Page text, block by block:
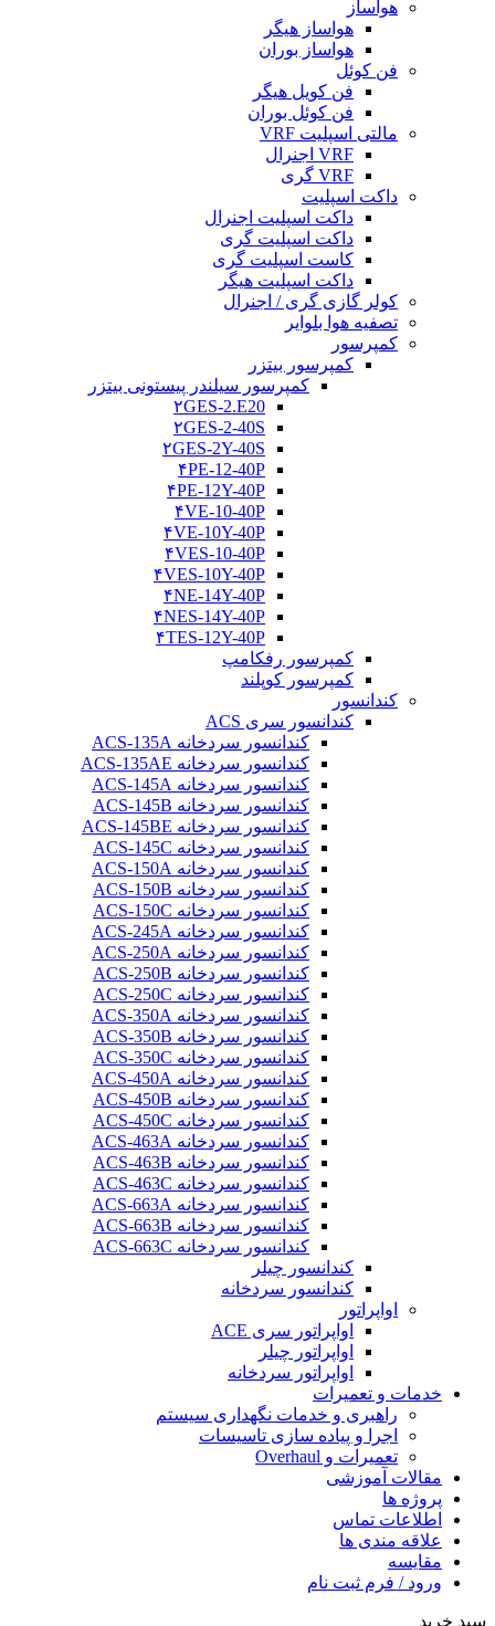
هواساز
هواساز هیگر
هواساز بوران
فن کوئل
فن کویل هیگر
فن کوئل بوران
مالتی اسپلیت VRF
VRF اجنرال
VRF گری
داکت اسپلیت
داکت اسپلیت اجنرال
داکت اسپلیت گری
کاست اسپلیت گری
داکت اسپلیت هیگر
کولر گازی گری / اجنرال
تصفیه هوا بلوایر
کمپرسور
کمپرسور بیتزر
کمپرسور سیلندر پیستونی بیتزر
۲GES-2.E20
۲GES-2-40S
۲GES-2Y-40S
۴PE-12-40P
۴PE-12Y-40P
۴VE-10-40P
۴VE-10Y-40P
۴VES-10-40P
۴VES-10Y-40P
۴NE-14Y-40P
۴NES-14Y-40P
۴TES-12Y-40P
کمپرسور رفکامپ
کمپرسور کوپلند
کندانسور
کندانسور سری ACS
کندانسور سردخانه ACS-135A
کندانسور سردخانه ACS-135AE
کندانسور سردخانه ACS-145A
کندانسور سردخانه ACS-145B
کندانسور سردخانه ACS-145BE
کندانسور سردخانه ACS-145C
کندانسور سردخانه ACS-150A
کندانسور سردخانه ACS-150B
کندانسور سردخانه ACS-150C
کندانسور سردخانه ACS-245A
کندانسور سردخانه ACS-250A
کندانسور سردخانه ACS-250B
کندانسور سردخانه ACS-250C
کندانسور سردخانه ACS-350A
کندانسور سردخانه ACS-350B
کندانسور سردخانه ACS-350C
کندانسور سردخانه ACS-450A
کندانسور سردخانه ACS-450B
کندانسور سردخانه ACS-450C
کندانسور سردخانه ACS-463A
کندانسور سردخانه ACS-463B
کندانسور سردخانه ACS-463C
کندانسور سردخانه ACS-663A
کندانسور سردخانه ACS-663B
کندانسور سردخانه ACS-663C
کندانسور چیلر
کندانسور سردخانه
اواپراتور
اواپراتور سری ACE
اواپراتور چیلر
اواپراتور سردخانه
خدمات و تعمیرات
راهبری و خدمات نگهداری سیستم
اجرا و پیاده سازی تاسیسات
تعمیرات و Overhaul
مقالات آموزشی
پروژه ها
اطلاعات تماس
علاقه مندی ها
مقایسه
ورود / فرم ثبت نام
سبد خرید